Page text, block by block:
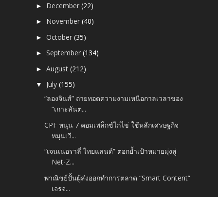
► December(22)
► November(40)
►October(35)
►September(134)
►August(212)
▼ July(155)
“ลองจินส์” ถ่ายทอดความงามเหนือกาลเวลาของ
“เกาะลันต...
CPF หนุน 7 คอมเพล็กซ์ไก่ไข่ ใช้หลักเศรษฐกิจ
หมุนเวี...
“เจนเนอราลี่ ไทยแลนด์” ตอกย้ำเป้าหมายมุ่งสู่
Net-Z...
พาณิชย์ปั้นผู้ส่งออกทำการตลาด “Smart Content”
เจรจ...